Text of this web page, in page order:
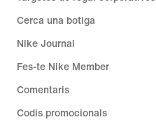
Cerca una botiga
Nike Journal
Fes-te Nike Member
Comentaris
Codis promocionals